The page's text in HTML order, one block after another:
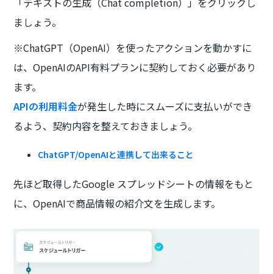
ましょう。
※ChatGPT（OpenAI）を使ったアクションを動かすに
は、OpenAIのAPI有料プランに契約しておく必要があり
ます。
APIの利用料金が発生した時にスムーズに支払いができ
るよう、契約内容を整えておきましょう。
ChatGPT/OpenAIと連携して出来ること
先ほど取得したGoogle スプレッドシートの情報をもと
に、OpenAIで商品情報の紹介文を生成します。